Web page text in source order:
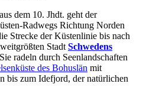
dem 10. Jhdt. geht der
Radwegs Richtung Norden
Strecke der Küstenlinie bis nach
Stadt Schwedens
radeln durch Seenlandschaften
des Bohuslän mit
bis zum Idefjord, der natürlichen